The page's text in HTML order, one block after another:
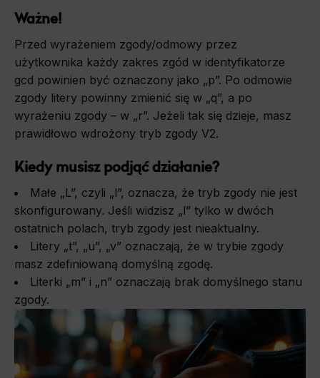
Ważne!
Przed wyrażeniem zgody/odmowy przez
użytkownika każdy zakres zgód w identyfikatorze
gcd powinien być oznaczony jako „p”. Po odmowie
zgody litery powinny zmienić się w „q”, a po
wyrażeniu zgody – w „r”. Jeżeli tak się dzieje, masz
prawidłowo wdrożony tryb zgody V2.
Kiedy musisz podjąć działanie?
Małe „L”, czyli „l”, oznacza, że tryb zgody nie jest
skonfigurowany. Jeśli widzisz „l” tylko w dwóch
ostatnich polach, tryb zgody jest nieaktualny.
Litery „t”, „u”, „v” oznaczają, że w trybie zgody
masz zdefiniowaną domyślną zgodę.
Literki „m” i „n” oznaczają brak domyślnego stanu
zgody.